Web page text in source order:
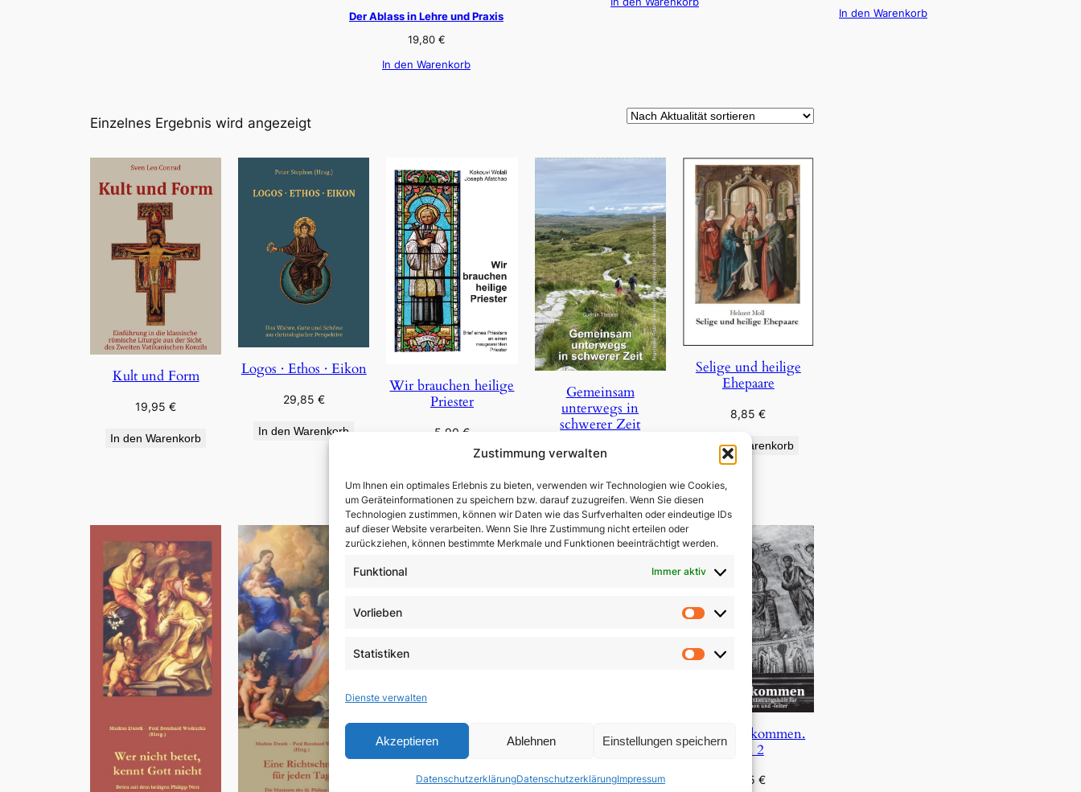
Zustimmung verwalten
Um Ihnen ein optimales Erlebnis zu bieten, verwenden wir Technologien wie Cookies,
um Geräteinformationen zu speichern bzw. darauf zuzugreifen. Wenn Sie diesen
Technologien zustimmen, können wir Daten wie das Surfverhalten oder eindeutige IDs
auf dieser Website verarbeiten. Wenn Sie Ihre Zustimmung nicht erteilen oder
zurückziehen, können bestimmte Merkmale und Funktionen beeinträchtigt werden.
Funktional Immer aktiv
Vorlieben
Vorlieben
Statistiken
Statistiken
Dienste verwalten
Akzeptieren Ablehnen Einstellungen speichern
DatenschutzerklärungDatenschutzerklärungImpressum
Der Ablass in Lehre und Praxis
19,80 €
In den Warenkorb
In den Warenkorb
Einzelnes Ergebnis wird angezeigt
Kult und Form
19,95€
In den Warenkorb
Logos · Ethos · Eikon
29,85 €
In den Warenkorb
Wir brauchen heilige
Priester
5,90 €
Gemeinsam
unterwegs in
schwerer Zeit
29,85
In den Warenkorb
Selige und heilige
Ehepaare
8,85€
In den Warenkorb
Zeugen des Nordens
Die Neuerfindung
des Menschen
19,95€
Jesus, wir kommen.
Bd. 2
4,95€